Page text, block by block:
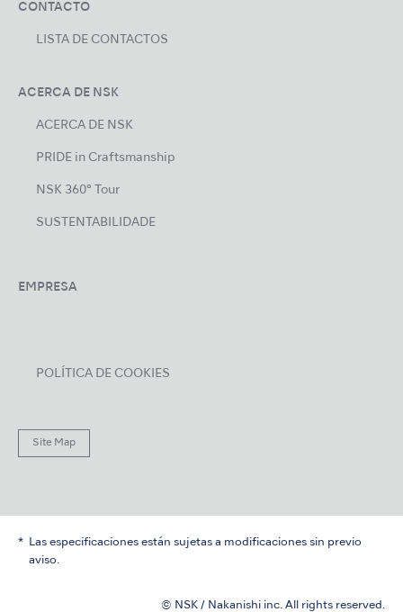
CONTACTO
LISTA DE CONTACTOS
ACERCA DE NSK
ACERCA DE NSK
PRIDE in Craftsmanship
NSK 360° Tour
SUSTENTABILIDADE
EMPRESA
POLÍTICA DE COOKIES
Site Map
Las especificaciones están sujetas a modificaciones sin previo
aviso.
© NSK / Nakanishi inc. All rights reserved.